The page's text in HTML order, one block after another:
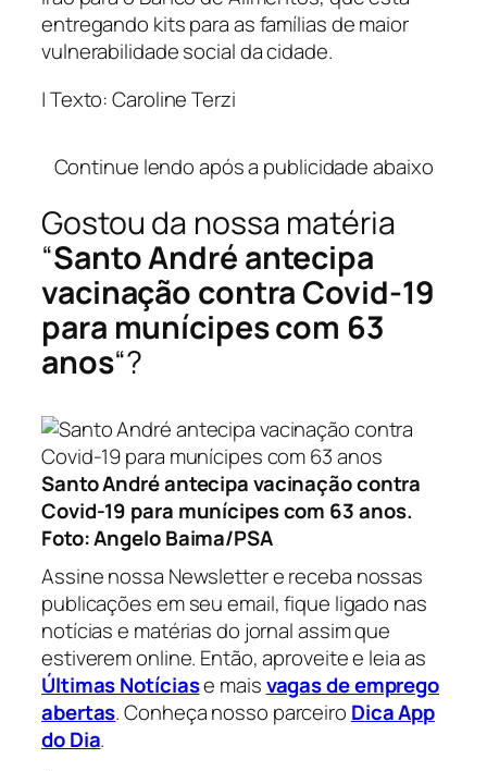
entregando kits para as famílias de maior
vulnerabilidade social da cidade.
| Texto: Caroline Terzi
Continue lendo após a publicidade abaixo
Gostou da nossa matéria
“Santo André antecipa
vacinação contra Covid-19
para munícipes com 63
anos“?
Santo André antecipa vacinação contra
Covid-19 para munícipes com 63 anos.
Foto: Angelo Baima/PSA
Assine nossa Newsletter e receba nossas
publicações em seu email, fique ligado nas
notícias e matérias do jornal assim que
estiverem online. Então, aproveite e leia as
Últimas Notíciase maisvagas de emprego
abertas. Conheça nosso parceiro Dica App
do Dia.